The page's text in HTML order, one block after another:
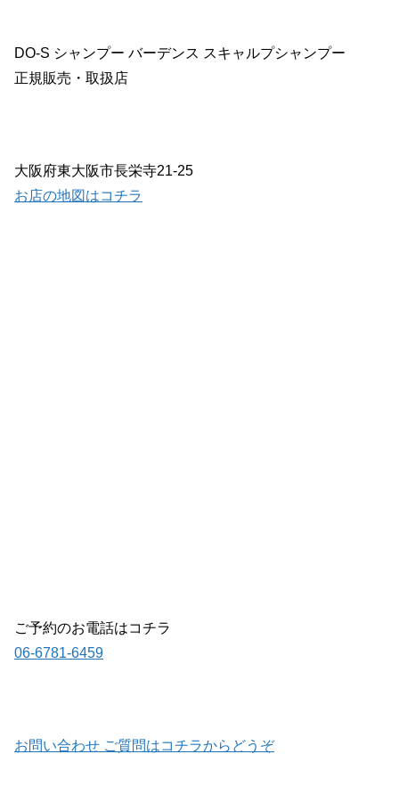
DO-S シャンプー バーデンス スキャルプシャンプー
正規販売・取扱店
大阪府東大阪市長栄寺21-25
お店の地図はコチラ
ご予約のお電話はコチラ
06-6781-6459
お問い合わせ ご質問はコチラからどうぞ